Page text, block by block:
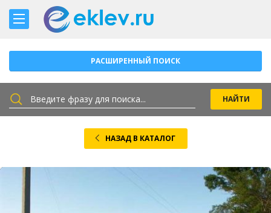
РАСШИРЕННЫЙ ПОИСК
НАЗАД В КАТАЛОГ